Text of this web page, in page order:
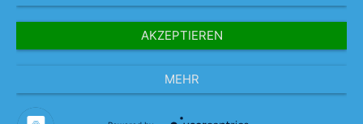
AKZEPTIEREN
MEHR